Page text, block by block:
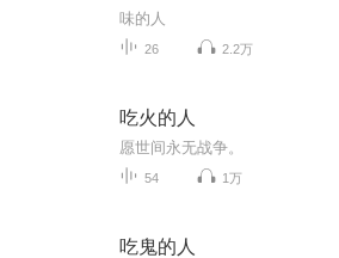
味的人
26 2.2万
吃火的人
愿世间永无战争。
54 1万
吃鬼的人